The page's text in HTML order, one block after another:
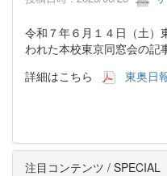
令和７年６月１４日（土）
われた本校東京同窓会の記
詳細はこちら
東奥日
注目コンテンツ / SPECIAL